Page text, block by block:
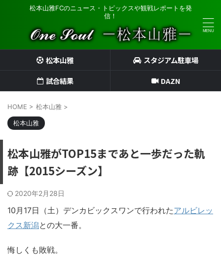
松本山雅FCのニュース・トピックスや観戦レポートを発
信！
松本山雅
スタジアム駐車場
試合結果
DAZN
HOME > 松本山雅 >
松本山雅
松本山雅がTOP15まであと一歩だった軌
跡【2015シーズン】
2020年2月28日
10月17日（土）デンカビックスワンで行われたアルビレッ
クス新潟との大一番。
悔しくも敗戦。